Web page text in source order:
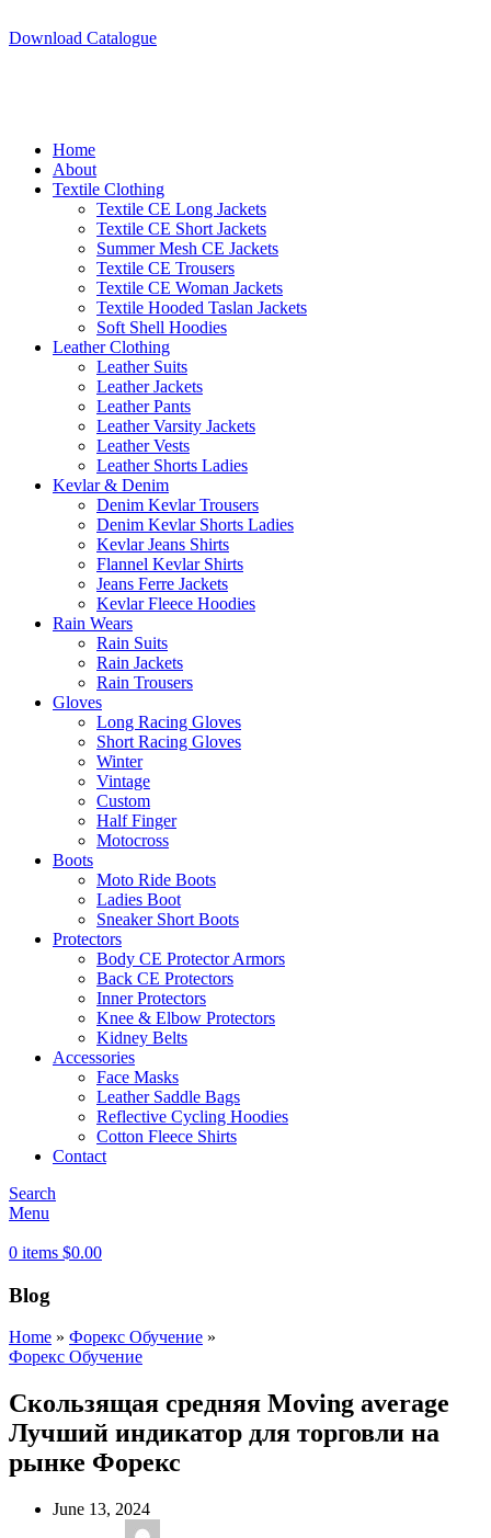
Download Catalogue
Home
About
Textile Clothing
Textile CE Long Jackets
Textile CE Short Jackets
Summer Mesh CE Jackets
Textile CE Trousers
Textile CE Woman Jackets
Textile Hooded Taslan Jackets
Soft Shell Hoodies
Leather Clothing
Leather Suits
Leather Jackets
Leather Pants
Leather Varsity Jackets
Leather Vests
Leather Shorts Ladies
Kevlar & Denim
Denim Kevlar Trousers
Denim Kevlar Shorts Ladies
Kevlar Jeans Shirts
Flannel Kevlar Shirts
Jeans Ferre Jackets
Kevlar Fleece Hoodies
Rain Wears
Rain Suits
Rain Jackets
Rain Trousers
Gloves
Long Racing Gloves
Short Racing Gloves
Winter
Vintage
Custom
Half Finger
Motocross
Boots
Moto Ride Boots
Ladies Boot
Sneaker Short Boots
Protectors
Body CE Protector Armors
Back CE Protectors
Inner Protectors
Knee & Elbow Protectors
Kidney Belts
Accessories
Face Masks
Leather Saddle Bags
Reflective Cycling Hoodies
Cotton Fleece Shirts
Contact
Search
Menu
0 items $0.00
Blog
Home » Форекс Обучение »
Форекс Обучение
Скользящая средняя Moving average
Лучший индикатор для торговли на
рынке Форекс
June 13, 2024